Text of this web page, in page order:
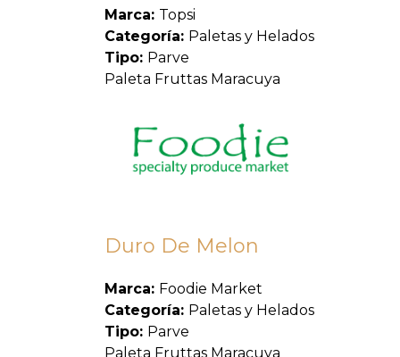
Marca: Topsi
Categoría: Paletas y Helados
Tipo: Parve
Paleta Fruttas Maracuya
Duro De Melon
Marca: Foodie Market
Categoría: Paletas y Helados
Tipo: Parve
Paleta Fruttas Maracuya